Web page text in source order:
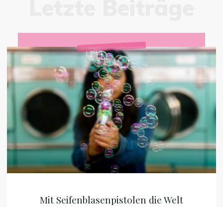
Mit
Seifenblasenpistolen
die
Welt
erobern!
Mit Seifenblasenpistolen die Welt